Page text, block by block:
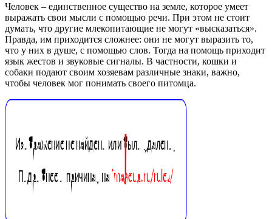
Человек – единственное существо на земле, которое умеет
выражать свои мысли с помощью речи. При этом не стоит
думать, что другие млекопитающие не могут «высказаться».
Правда, им приходится сложнее: они не могут выразить то,
что у них в душе, с помощью слов. Тогда на помощь приходит
язык жестов и звуковые сигналы. В частности, кошки и
собаки подают своим хозяевам различные знаки, важно,
чтобы человек мог понимать своего питомца.